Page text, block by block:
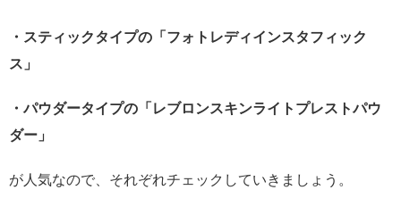
・スティックタイプの「フォトレディインスタフィック
ス」
・パウダータイプの「レブロンスキンライトプレストパウ
ダー」
が人気なので、それぞれチェックしていきましょう。